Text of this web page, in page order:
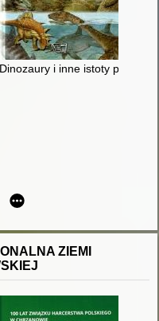
Dinozaury i inne istoty
ZIEMI